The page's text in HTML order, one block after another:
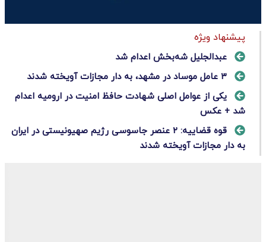
پیشنهاد ویژه
عبدالجلیل شه‌بخش اعدام شد
۳ عامل موساد در مشهد، به دار مجازات آویخته شدند
یکی از عوامل اصلی شهادت حافظ امنیت در ارومیه اعدام
شد + عکس
قوه قضاییه: ۲ عنصر جاسوسی رژیم صهیونیستی در ایران
به دار مجازات آویخته شدند